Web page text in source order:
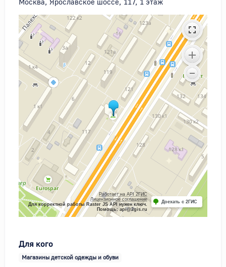
Работает на API 2ГИС
Лицензионное соглашение
Для корректной работы Raster JS API нужен ключ.
Помощь: api@2gis.ru
Доехать с 2ГИС
Для кого
Магазины детской одежды и обуви